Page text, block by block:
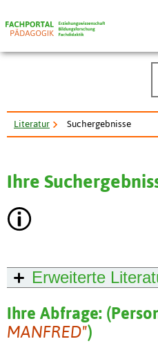
Literatur Suchergebnisse
Ihre
Erweiterte
Ihre Abfrage: (
MANFRED")